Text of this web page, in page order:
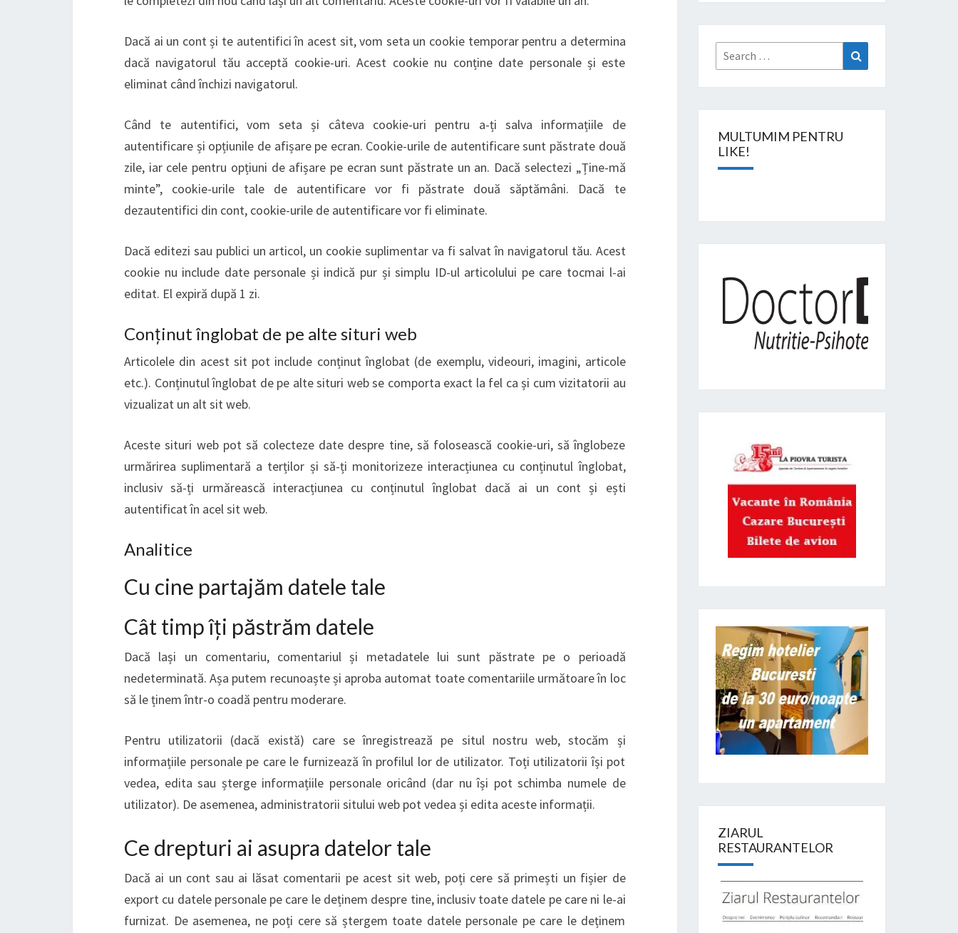
Dacă ai un cont și te autentifici în acest sit, vom seta un cookie temporar pentru a determina
dacă navigatorul tău acceptă cookie-uri. Acest cookie nu conține date personale și este
eliminat când închizi navigatorul.
Când te autentifici, vom seta și câteva cookie-uri pentru a-ți salva informațiile de
autentificare și opțiunile de afișare pe ecran. Cookie-urile de autentificare sunt păstrate două
zile, iar cele pentru opțiuni de afișare pe ecran sunt păstrate un an. Dacă selectezi „Ține-mă
minte”, cookie-urile tale de autentificare vor fi păstrate două săptămâni. Dacă te
dezautentifici din cont, cookie-urile de autentificare vor fi eliminate.
Dacă editezi sau publici un articol, un cookie suplimentar va fi salvat în navigatorul tău. Acest
cookie nu include date personale și indică pur și simplu ID-ul articolului pe care tocmai l-ai
editat. El expiră după 1 zi.
Conținut înglobat de pe alte situri web
Articolele din acest sit pot include conținut înglobat (de exemplu, videouri, imagini, articole
etc.). Conținutul înglobat de pe alte situri web se comporta exact la fel ca și cum vizitatorii au
vizualizat un alt sit web.
Aceste situri web pot să colecteze date despre tine, să folosească cookie-uri, să înglobeze
urmărirea suplimentară a terților și să-ți monitorizeze interacțiunea cu conținutul înglobat,
inclusiv să-ți urmărească interacțiunea cu conținutul înglobat dacă ai un cont și ești
autentificat în acel sit web.
Analitice
Cu cine partajăm datele tale
Cât timp îți păstrăm datele
Dacă lași un comentariu, comentariul și metadatele lui sunt păstrate pe o perioadă
nedeterminată. Așa putem recunoaște și aproba automat toate comentariile următoare în loc
să le ținem într-o coadă pentru moderare.
Pentru utilizatorii (dacă există) care se înregistrează pe situl nostru web, stocăm și
informațiile personale pe care le furnizează în profilul lor de utilizator. Toți utilizatorii își pot
vedea, edita sau șterge informațiile personale oricând (dar nu își pot schimba numele de
utilizator). De asemenea, administratorii sitului web pot vedea și edita aceste informații.
Ce drepturi ai asupra datelor tale
Dacă ai un cont sau ai lăsat comentarii pe acest sit web, poți cere să primești un fișier de
export cu datele personale pe care le deținem despre tine, inclusiv toate datele pe care ni le-ai
furnizat. De asemenea, ne poți cere să ștergem toate datele personale pe care le deținem
Search
for:
MULTUMIM PENTRU
LIKE!
ZIARUL
RESTAURANTELOR